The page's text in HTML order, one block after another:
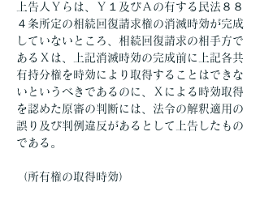
上告人Ｙらは、Ｙ１及びＡの有する民法８８
４条所定の相続回復請求権の消滅時効が完成
していないところ、相続回復請求の相手方で
あるＸは、上記消滅時効の完成前に上記各共
有持分権を時効により取得することはできな
いというべきであるのに、Ｘによる時効取得
を認めた原審の判断には、法令の解釈適用の
誤り及び判例違反があるとして上告したもの
である。
（所有権の取得時効）